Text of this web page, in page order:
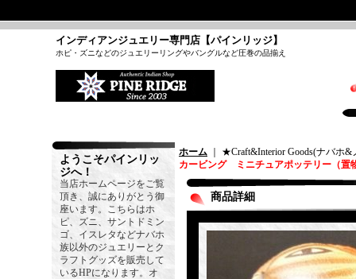
インディアンジュエリー専門店【パインリッジ】
ホピ・ズニなどのジュエリーリングやバングルなど圧巻の品揃え
ようこそパインリッ
ジへ！
当店ホームページをご覧
頂き、誠にありがとう御
座います。こちらはホ
ピ、ズニ、サントドミン
ゴ、イスレタなどナバホ
族以外のジュエリーとク
ラフトグッズを販売して
いるHPになります。オ
ホーム ｜ ★Craft&Interior Goods(ナバホ
カービング ミニチュアポッテリー（置
商品詳細